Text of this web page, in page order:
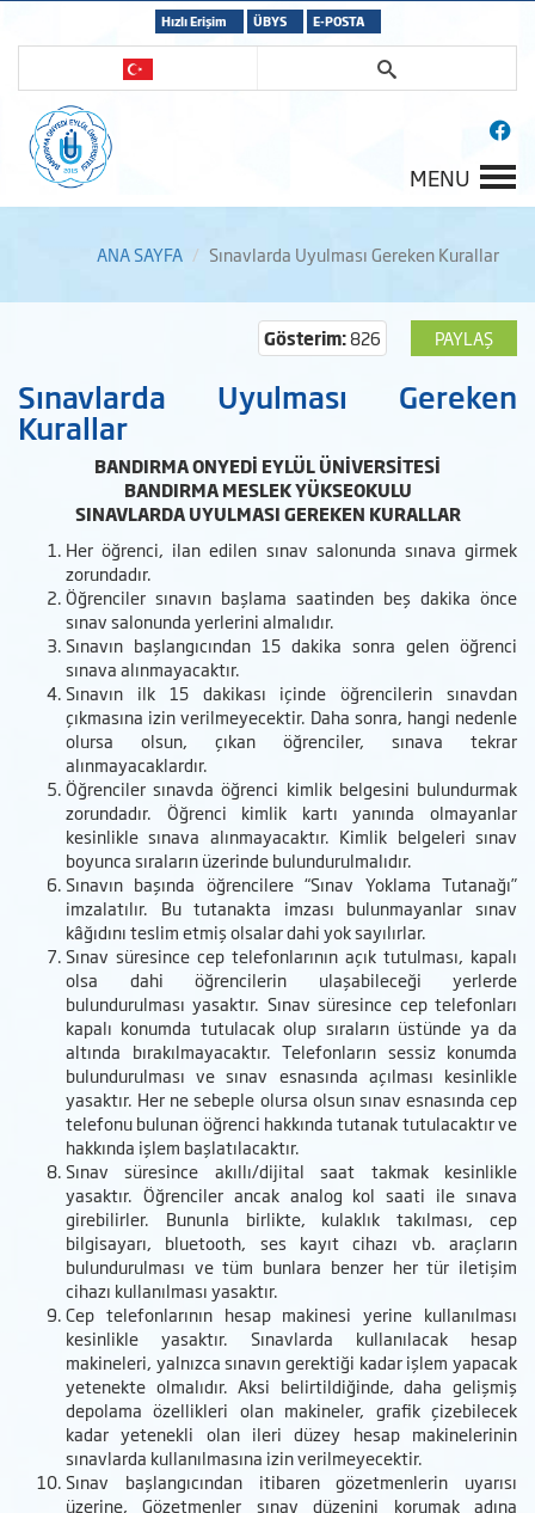
Hızlı Erişim ÜBYS E-POSTA
MENU
ANA SAYFA Sınavlarda Uyulması Gereken Kurallar
PAYLAŞ
Gösterim:826
Sınavlarda Uyulması Gereken
Kurallar
BANDIRMA ONYEDİ EYLÜL ÜNİVERSİTESİ
BANDIRMA MESLEK YÜKSEOKULU
SINAVLARDA UYULMASI GEREKEN KURALLAR
Her öğrenci, ilan edilen sınav salonunda sınava girmek
zorundadır.
Öğrenciler sınavın başlama saatinden beş dakika önce
sınav salonunda yerlerini almalıdır.
Sınavın başlangıcından 15 dakika sonra gelen öğrenci
sınava alınmayacaktır.
Sınavın ilk 15 dakikası içinde öğrencilerin sınavdan
çıkmasına izin verilmeyecektir. Daha sonra, hangi nedenle
olursa olsun, çıkan öğrenciler, sınava tekrar
alınmayacaklardır.
Öğrenciler sınavda öğrenci kimlik belgesini bulundurmak
zorundadır. Öğrenci kimlik kartı yanında olmayanlar
kesinlikle sınava alınmayacaktır. Kimlik belgeleri sınav
boyunca sıraların üzerinde bulundurulmalıdır.
Sınavın başında öğrencilere “Sınav Yoklama Tutanağı”
imzalatılır. Bu tutanakta imzası bulunmayanlar sınav
kâğıdını teslim etmiş olsalar dahi yok sayılırlar.
Sınav süresince cep telefonlarının açık tutulması, kapalı
olsa dahi öğrencilerin ulaşabileceği yerlerde
bulundurulması yasaktır. Sınav süresince cep telefonları
kapalı konumda tutulacak olup sıraların üstünde ya da
altında bırakılmayacaktır. Telefonların sessiz konumda
bulundurulması ve sınav esnasında açılması kesinlikle
yasaktır. Her ne sebeple olursa olsun sınav esnasında cep
telefonu bulunan öğrenci hakkında tutanak tutulacaktır ve
hakkında işlem başlatılacaktır.
Sınav süresince akıllı/dijital saat takmak kesinlikle
yasaktır. Öğrenciler ancak analog kol saati ile sınava
girebilirler. Bununla birlikte, kulaklık takılması, cep
bilgisayarı, bluetooth, ses kayıt cihazı vb. araçların
bulundurulması ve tüm bunlara benzer her tür iletişim
cihazı kullanılması yasaktır.
Cep telefonlarının hesap makinesi yerine kullanılması
kesinlikle yasaktır. Sınavlarda kullanılacak hesap
makineleri, yalnızca sınavın gerektiği kadar işlem yapacak
yetenekte olmalıdır. Aksi belirtildiğinde, daha gelişmiş
depolama özellikleri olan makineler, grafik çizebilecek
kadar yetenekli olan ileri düzey hesap makinelerinin
sınavlarda kullanılmasına izin verilmeyecektir.
Sınav başlangıcından itibaren gözetmenlerin uyarısı
üzerine, Gözetmenler sınav düzenini korumak adına